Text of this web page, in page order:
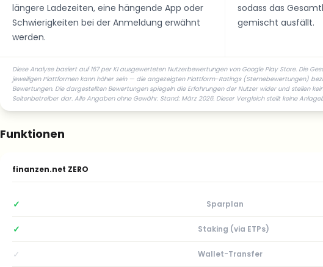
längere Ladezeiten, eine hängende App oder
Schwierigkeiten bei der Anmeldung erwähnt
werden.
sodass das
gemischt ausfällt.
Diese Analyse basiert auf 167 per KI ausgewerteten Nutzerbewertungen von Google Play Store. Die
jeweiligen Plattformen kann höher sein — die angezeigten Plattform-Ratings (Sternebewertungen)
Bewertungen. Die dargestellten Bewertungen spiegeln die Erfahrungen der Nutzer wider und stellen
Seitenbetreiber dar. Alle Angaben ohne Gewähr. Stand: März 2026. Dieser Vergleich stellt keine
Funktionen
finanzen.net ZERO
✓ Sparplan
✓ Staking (via ETPs)
✓ Wallet-Transfer